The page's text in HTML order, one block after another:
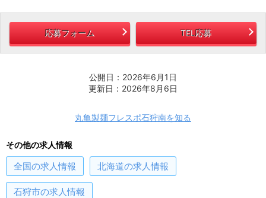
応募フォーム TEL応募
公開日：2026年6月1日
更新日：2026年8月6日
丸亀製麺フレスポ石狩南を知る
その他の求人情報
全国の求人情報 北海道の求人情報
石狩市の求人情報